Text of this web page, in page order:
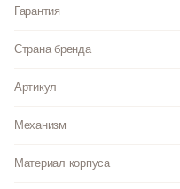
Гарантия
Страна бренда
Артикул
Механизм
Материал корпуса